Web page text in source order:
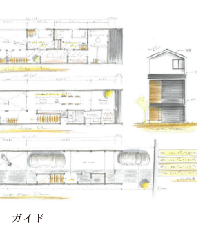
ガイド